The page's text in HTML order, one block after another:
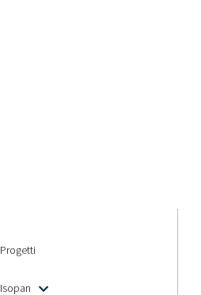
Progetti
Isopan